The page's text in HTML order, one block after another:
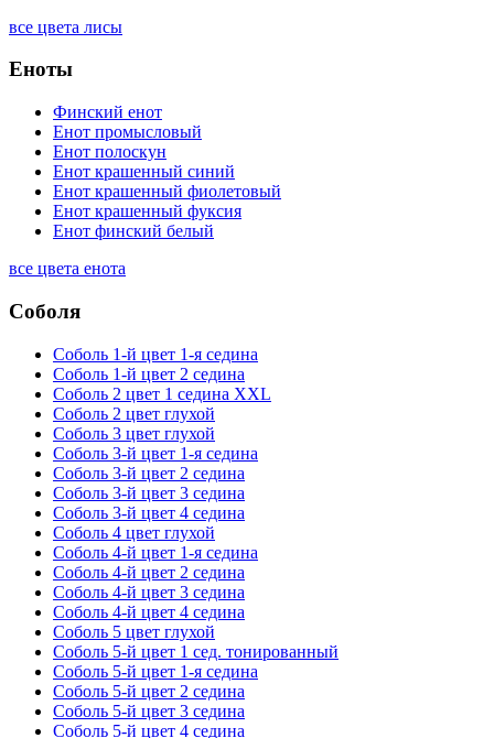
все цвета лисы
Еноты
Финский енот
Енот промысловый
Енот полоскун
Енот крашенный синий
Енот крашенный фиолетовый
Енот крашенный фуксия
Енот финский белый
все цвета енота
Соболя
Соболь 1-й цвет 1-я седина
Соболь 1-й цвет 2 седина
Соболь 2 цвет 1 седина XXL
Соболь 2 цвет глухой
Соболь 3 цвет глухой
Соболь 3-й цвет 1-я седина
Соболь 3-й цвет 2 седина
Соболь 3-й цвет 3 седина
Соболь 3-й цвет 4 седина
Соболь 4 цвет глухой
Соболь 4-й цвет 1-я седина
Соболь 4-й цвет 2 седина
Соболь 4-й цвет 3 седина
Соболь 4-й цвет 4 седина
Соболь 5 цвет глухой
Соболь 5-й цвет 1 сед. тонированный
Соболь 5-й цвет 1-я седина
Соболь 5-й цвет 2 седина
Соболь 5-й цвет 3 седина
Соболь 5-й цвет 4 седина